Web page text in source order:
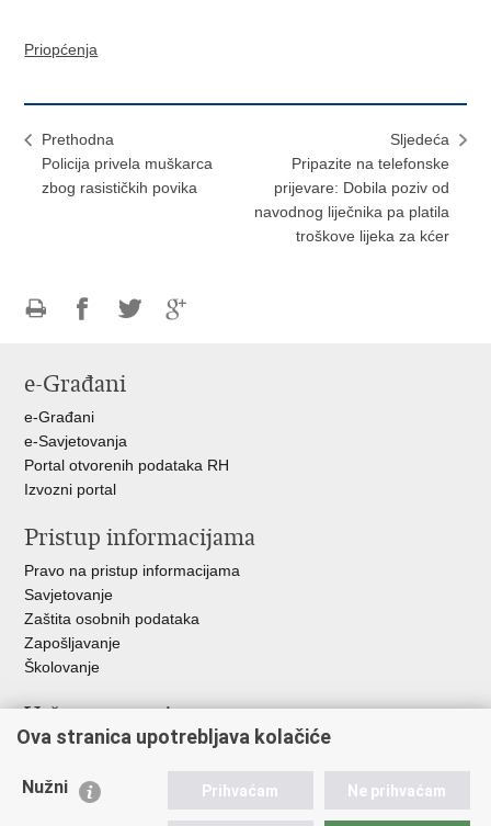
Priopćenja
Prethodna
Policija privela muškarca
zbog rasističkih povika
Sljedeća
Pripazite na telefonske
prijevare: Dobila poziv od
navodnog liječnika pa platila
troškove lijeka za kćer
FacebookuTwitteru
e-Građani
e-Građani
e-Savjetovanja
Portal otvorenih podataka RH
Izvozni portal
Pristup informacijama
Pravo na pristup informacijama
Savjetovanje
Zaštita osobnih podataka
Zapošljavanje
Školovanje
Važne poveznice
Ministarstvo unutarnjih poslova
Udruge
Ova stranica upotrebljava kolačiće
Nužni Prihvaćam Ne prihvaćam